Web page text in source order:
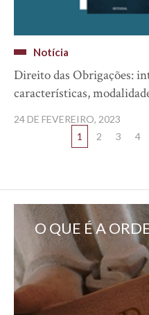
Notícia
Direito das Obrigações:
características,
24 DE FEVEREIRO, 2023
1
2 3 4
O QUE É A